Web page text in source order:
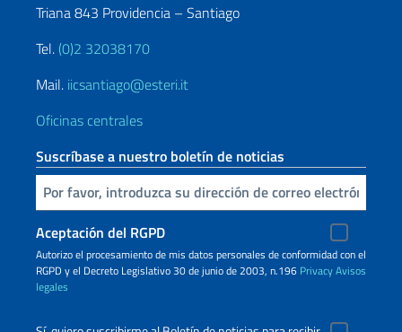
Triana 843 Providencia – Santiago
Tel. (0)2 32038170
Mail. iicsantiago@esteri.it
Oficinas centrales
Suscríbase a nuestro boletín de noticias
Inserta tu correo electronico
Aceptación del RGPD
Autorizo ​​el procesamiento de mis datos personales de conformidad con el
RGPD y el Decreto Legislativo 30 de junio de 2003, n.196 PrivacyAvisos
legales